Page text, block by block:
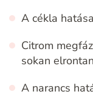
A cékla
Citrom
sokan
A narancs